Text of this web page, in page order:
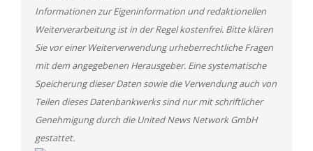
Informationen zur Eigeninformation und redaktionellen
Weiterverarbeitung ist in der Regel kostenfrei. Bitte klären
Sie vor einer Weiterverwendung urheberrechtliche Fragen
mit dem angegebenen Herausgeber. Eine systematische
Speicherung dieser Daten sowie die Verwendung auch von
Teilen dieses Datenbankwerks sind nur mit schriftlicher
Genehmigung durch die United News Network GmbH
gestattet.